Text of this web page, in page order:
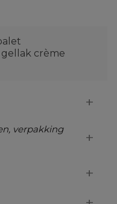
crème
verpakking